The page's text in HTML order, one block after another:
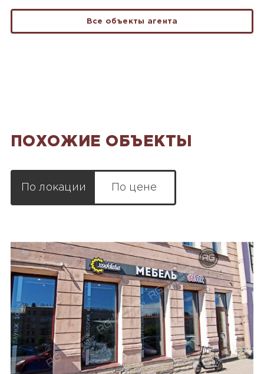
Все объекты агента
ПОХОЖИЕ ОБЪЕКТЫ
По локации По цене